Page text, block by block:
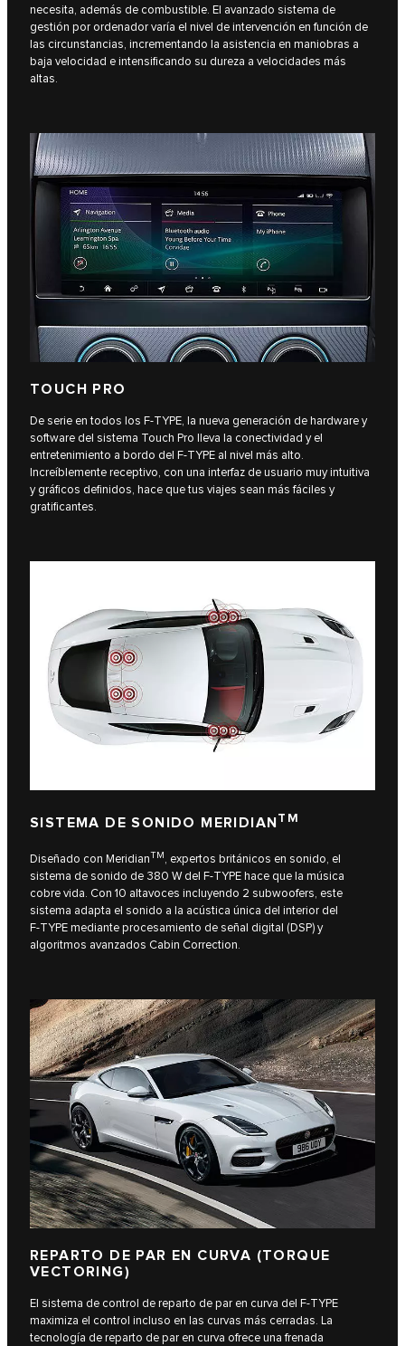
necesita, además de combustible. El avanzado sistema de
gestión por ordenador varía el nivel de intervención en función de
las circunstancias, incrementando la asistencia en maniobras a
baja velocidad e intensificando su dureza a velocidades más
altas.
TOUCH PRO
De serie en todos los F‑TYPE, la nueva generación de hardware y
software del sistema Touch Pro lleva la conectividad y el
entretenimiento a bordo del F‑TYPE al nivel más alto.
Increíblemente receptivo, con una interfaz de usuario muy intuitiva
y gráficos definidos, hace que tus viajes sean más fáciles y
gratificantes.
SISTEMA DE SONIDO MERIDIANTM
Diseñado con MeridianTM, expertos británicos en sonido, el
sistema de sonido de 380 W del F‑TYPE hace que la música
cobre vida. Con 10 altavoces incluyendo 2 subwoofers, este
sistema adapta el sonido a la acústica única del interior del
F‑TYPE mediante procesamiento de señal digital (DSP) y
algoritmos avanzados Cabin Correction.
REPARTO DE PAR EN CURVA (TORQUE
VECTORING)
El sistema de control de reparto de par en curva del F‑TYPE
maximiza el control incluso en las curvas más cerradas. La
tecnología de reparto de par en curva ofrece una frenada